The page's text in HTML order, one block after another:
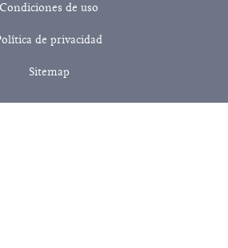
Condiciones de uso
de privacidad
Sitemap